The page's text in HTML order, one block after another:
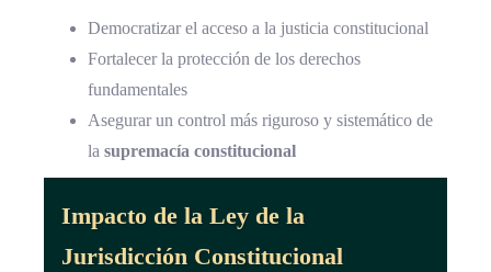
Democratizar el acceso a la justicia constitucional
Fortalecer la protección de los derechos
fundamentales
Asegurar un control más riguroso y sistemático de
la supremacía constitucional
Impacto de la Ley de la
Jurisdicción Constitucional